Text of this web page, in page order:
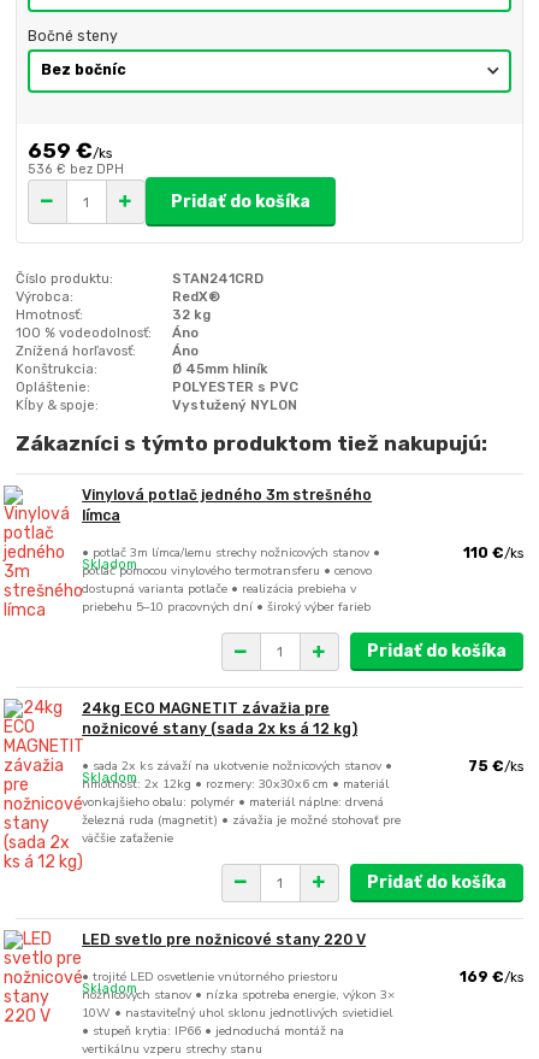
Bočné steny
659 €/ks
536 € bez DPH
Pridať do košíka
Číslo produktu:
STAN241CRD
Výrobca:
RedX®
Hmotnosť:
32 kg
100 % vodeodolnosť:
Áno
Znížená horľavosť:
Áno
Konštrukcia:
Ø 45mm hliník
Opláštenie:
POLYESTER s PVC
Kĺby & spoje:
Vystužený NYLON
Zákazníci s týmto produktom tiež nakupujú:
Vinylová potlač jedného 3m strešného
límca
• potlač 3m límca/lemu strechy nožnicových stanov •
potlač pomocou vinylového termotransferu • cenovo
dostupná varianta potlače • realizácia prebieha v
priebehu 5–10 pracovných dní • široký výber farieb
110 €/ks
Skladom
Pridať do košíka
24kg ECO MAGNETIT závažia pre
nožnicové stany (sada 2x ks á 12 kg)
• sada 2x ks závaží na ukotvenie nožnicových stanov •
hmotnosť: 2x 12kg • rozmery: 30x30x6 cm • materiál
vonkajšieho obalu: polymér • materiál náplne: drvená
železná ruda (magnetit) • závažia je možné stohovať pre
väčšie zaťaženie
75 €/ks
Skladom
Pridať do košíka
LED svetlo pre nožnicové stany 220 V
• trojité LED osvetlenie vnútorného priestoru
nožnicových stanov • nízka spotreba energie, výkon 3×
10W • nastaviteľný uhol sklonu jednotlivých svietidiel
• stupeň krytia: IP66 • jednoduchá montáž na
vertikálnu vzperu strechy stanu
169 €/ks
Skladom